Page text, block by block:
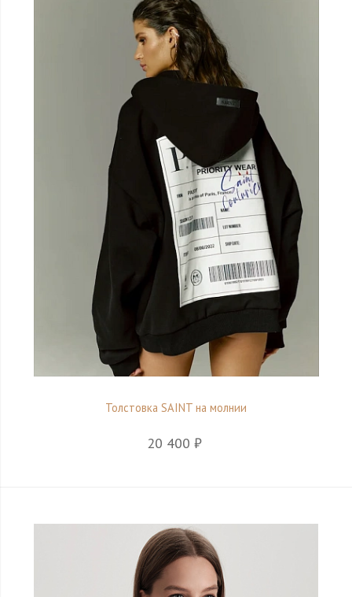
Толстовка SAINT на молнии
20 400 ₽